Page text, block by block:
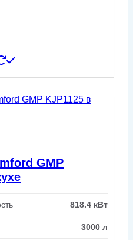
GMP
818.4 кВт
3000 л